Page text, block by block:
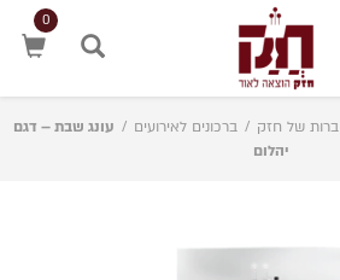
0
של חזק / ברכונים לאירועים / עונג שבת – דגם
יהלום